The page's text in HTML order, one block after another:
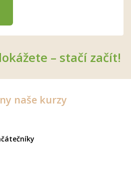
– stačí začít!
naše kurzy